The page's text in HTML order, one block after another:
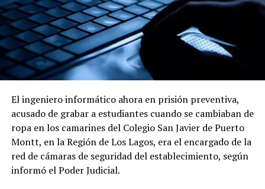
El ingeniero informático ahora en prisión preventiva,
acusado de grabar a estudiantes cuando se cambiaban de
ropa en los camarines del Colegio San Javier de Puerto
Montt, en la Región de Los Lagos, era el encargado de la
red de cámaras de seguridad del establecimiento, según
informó el Poder Judicial.